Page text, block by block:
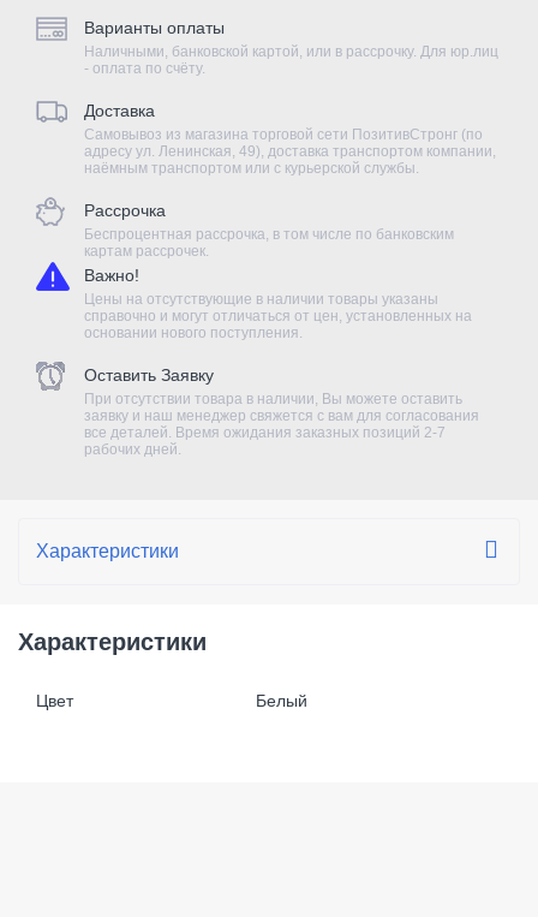
Варианты оплаты
Наличными, банковской картой, или в рассрочку. Для юр.лиц
- оплата по счёту.
Доставка
Самовывоз из магазина торговой сети ПозитивСтронг (по
адресу ул. Ленинская, 49), доставка транспортом компании,
наёмным транспортом или с курьерской службы.
Рассрочка
Беспроцентная рассрочка, в том числе по банковским
картам рассрочек.
Важно!
Цены на отсутствующие в наличии товары указаны
справочно и могут отличаться от цен, установленных на
основании нового поступления.
Оставить Заявку
При отсутствии товара в наличии, Вы можете оставить
заявку и наш менеджер свяжется с вам для согласования
все деталей. Время ожидания заказных позиций 2-7
рабочих дней.
Характеристики
Цвет Белый